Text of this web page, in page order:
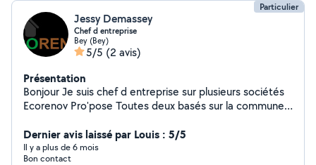
Particulier
Jessy Demassey
Chef d entreprise
Bey (Bey)
5/5 (2 avis)
Présentation
Bonjour Je suis chef d entreprise sur plusieurs sociétés
Ecorenov Pro'pose Toutes deux basés sur la commune
bâtiment. Devis gratuit.
Dernier avis laissé par Louis : 5/5
Il y a plus de 6 mois
Bon contact